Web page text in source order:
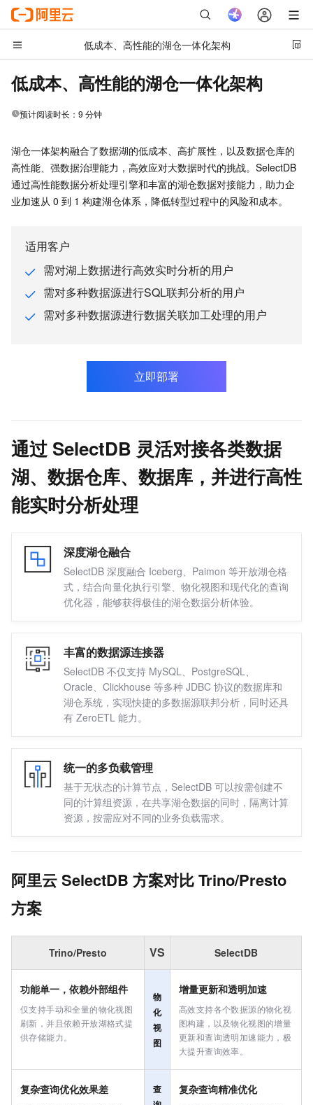
低成本、高性能的湖仓一体化架构
解决方案首页
模型推理与调用
模型训练与部署
模型应用与工具
网站搭建
网站性能优化
搜索与推荐
OpenLake 与 AI 一体化解决方案
实现 MySQL 到 ADB 秒级分析性能
构建实时/离线一体化数据分析平台
低成本、高性能的湖仓一体化架构
流批一体 LakeHouse 架构实践
构建全模态数据的 Agentic Lakehouse
数据处理与计算引擎
应用安全
数据安全
账号管理
办公安全
云网络架构设计
网络优化
网络高可用
日志管理
应用监控
网络监控
云资源监控
上云与迁云
迁云
数据迁移
企业出海
本页导读
通过 SelectDB 灵活对接各类数据湖、数据仓库、数据库，并
进行高性能实时分析处理
阿里云 SelectDB 方案对比 Trino/Presto 方案
湖仓分析加速、湖仓数据处理和多源联邦分析三个典型场景基
于 SelectDB 湖仓一体的最佳实践
技术方案的广泛应用场景
阿里云为您提供云产品免费试用
低成本、高性能的湖仓一体化架构
预计阅读时长： 9 分钟
湖仓一体架构融合了数据湖的低成本、高扩展性，以及数据仓库的
高性能、强数据治理能力，高效应对大数据时代的挑战。SelectDB
通过高性能数据分析处理引擎和丰富的湖仓数据对接能力，助力企
业加速从 0 到 1 构建湖仓体系，降低转型过程中的风险和成本。
适用客户
需对湖上数据进行高效实时分析的用户
需对多种数据源进行SQL联邦分析的用户
需对多种数据源进行数据关联加工处理的用户
立即部署
通过 SelectDB 灵活对接各类数据
湖、数据仓库、数据库，并进行高性
能实时分析处理
深度湖仓融合
SelectDB 深度融合 Iceberg、Paimon 等开放湖仓格
式，结合向量化执行引擎、物化视图和现代化的查询
优化器，能够获得极佳的湖仓数据分析体验。
丰富的数据源连接器
SelectDB 不仅支持 MySQL、PostgreSQL、
Oracle、Clickhouse 等多种 JDBC 协议的数据库和
湖仓系统，实现快捷的多数据源联邦分析，同时还具
有 ZeroETL 能力。
统一的多负载管理
基于无状态的计算节点，SelectDB 可以按需创建不
同的计算组资源，在共享湖仓数据的同时，隔离计算
资源，按需应对不同的业务负载需求。
阿里云 SelectDB 方案对比 Trino/Presto
方案
Trino/Presto VS SelectDB
功能单一，依赖外部组件
仅支持手动和全量的物化视图
刷新，并且依赖开放湖格式提
供存储能力。
物
化
视
图
增量更新和透明加速
高效支持各个数据源的物化视
图构建，以及物化视图的增量
更新和查询透明加速能力，极
大提升查询效率。
复杂查询优化效果差
查
复杂查询精准优化